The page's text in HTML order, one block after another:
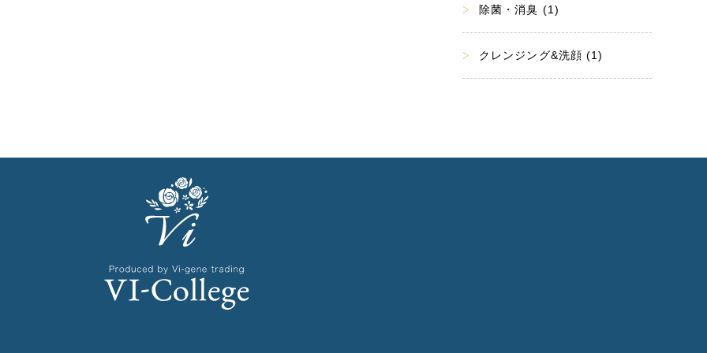
除菌・消臭 (1)
クレンジング&洗顔 (1)